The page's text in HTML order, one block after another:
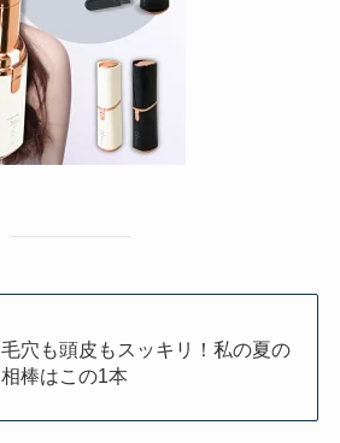
毛穴も頭皮もスッキリ！私の夏の
相棒はこの1本